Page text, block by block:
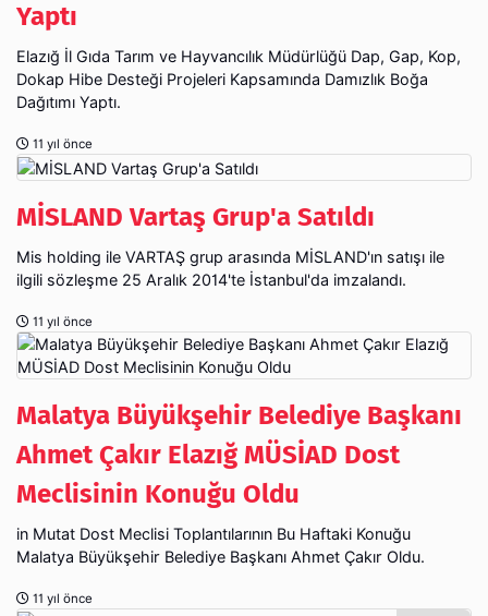
Yaptı
Elazığ İl Gıda Tarım ve Hayvancılık Müdürlüğü Dap, Gap, Kop,
Dokap Hibe Desteği Projeleri Kapsamında Damızlık Boğa
Dağıtımı Yaptı.
11 yıl önce
MİSLAND Vartaş Grup'a Satıldı
Mis holding ile VARTAŞ grup arasında MİSLAND'ın satışı ile
ilgili sözleşme 25 Aralık 2014'te İstanbul'da imzalandı.
11 yıl önce
Malatya Büyükşehir Belediye Başkanı
Ahmet Çakır Elazığ MÜSİAD Dost
Meclisinin Konuğu Oldu
in Mutat Dost Meclisi Toplantılarının Bu Haftaki Konuğu
Malatya Büyükşehir Belediye Başkanı Ahmet Çakır Oldu.
11 yıl önce